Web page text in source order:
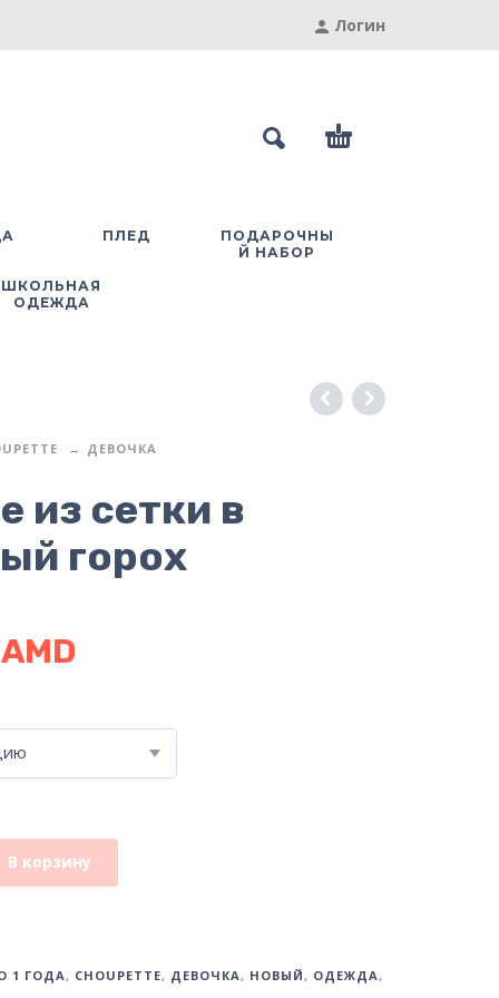
Логин
ПЛЕД
ПОДАРОЧНЫ
Й НАБОР
ШКОЛЬНАЯ
ОДЕЖДА
ДЕВОЧКА
из сетки в
горох
AMD
В корзину
1 ГОДА, CHOUPETTE, ДЕВОЧКА , НОВЫЙ , ОДЕЖДА ,